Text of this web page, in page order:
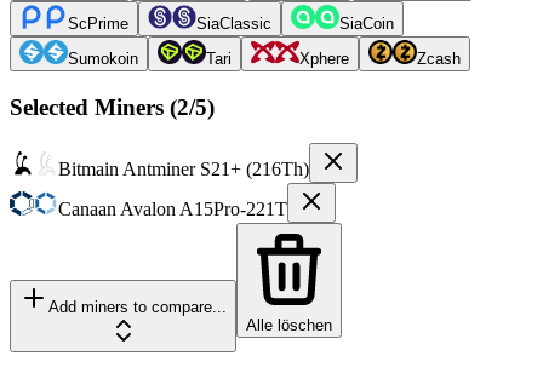
ScPrime
SiaClassic
SiaCoin
Sumokoin
Tari Xphere Zcash
Selected Miners (2/5)
Bitmain Antminer S21+ (216Th)
Canaan Avalon A15Pro-221T
Add miners to compare...
Alle löschen